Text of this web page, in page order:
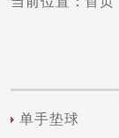
单手垫球